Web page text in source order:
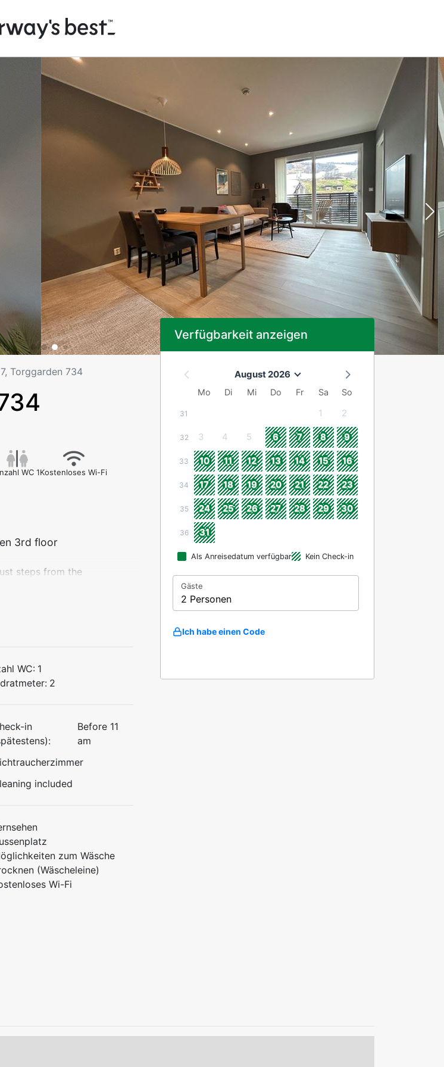
Torggarden 734
WC 1Kostenloses Wi-Fi
3rd floor
steps from the
you need
WC: 1
2
in
Before 11
am
included
zum Wäsche
(Wäscheleine)
Wi-Fi
Verfügbarkeit anzeigen
August 2026
Mo Di Mi Do Fr Sa So
31 1 2
32 3 4 5 6 7 8 9
33 10 11 12 13 14 15 16
34 17 18 19 20 21 22 23
35 24 25 26 27 28 29 30
36 31
Als Anreisedatum verfügbar Kein Check-in
Gäste
2 Personen
Ich habe einen Code